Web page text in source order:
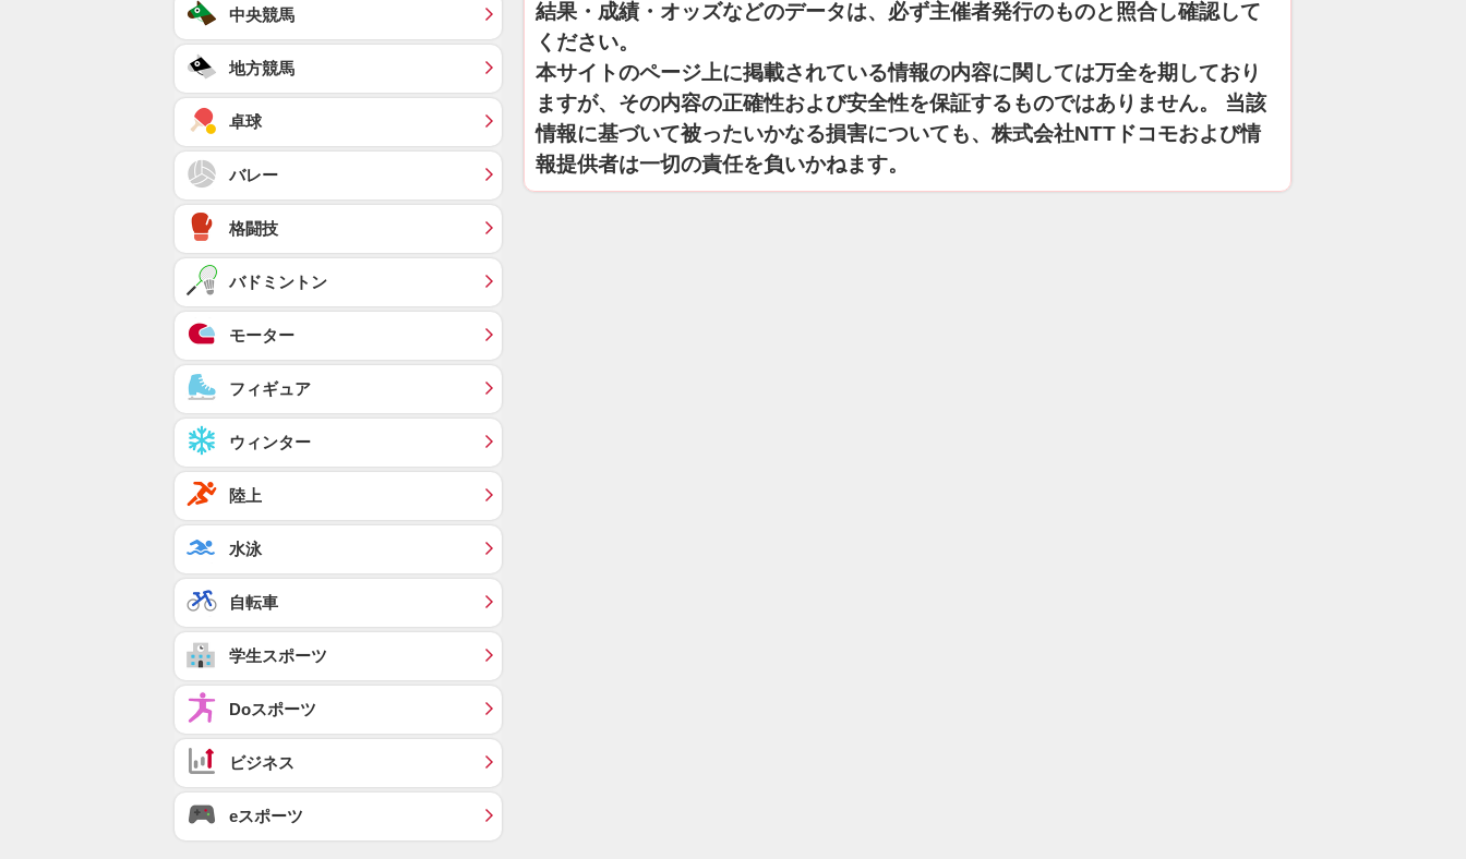
結果・成績・オッズなどのデータは、必ず主催者発行のものと照合し確認して
ください。
本サイトのページ上に掲載されている情報の内容に関しては万全を期しており
ますが、その内容の正確性および安全性を保証するものではありません。 当該
情報に基づいて被ったいかなる損害についても、株式会社NTTドコモおよび情
報提供者は一切の責任を負いかねます。
中央競馬
地方競馬
卓球
バレー
格闘技
バドミントン
モーター
フィギュア
ウィンター
陸上
水泳
自転車
学生スポーツ
Doスポーツ
ビジネス
eスポーツ